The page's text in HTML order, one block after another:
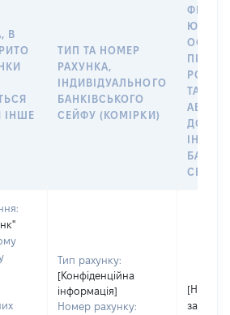
В
ІНШЕ
ТИП ТА НОМЕР
РАХУНКА,
ІНДИВІДУАЛЬНОГО
БАНКІВСЬКОГО
СЕЙФУ (КОМІРКИ)
ПРАВО
ТАКИМ
АБО
ДО
СЕЙФУ
Тип рахунку:
[Конфіденційна
інформація]
Номер рахунку:
[Не